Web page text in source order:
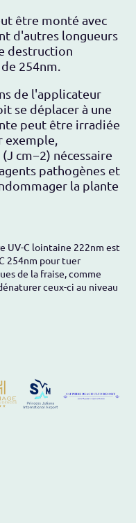
être monté avec
d'autres longueurs
destruction
254nm.
de l'applicateur
se déplacer à une
peut être irradiée
exemple,
cm−2) nécessaire
pathogènes et
la plante
UV-C lointaine 222nm est
254nm pour tuer
de la fraise, comme
ceux-ci au niveau